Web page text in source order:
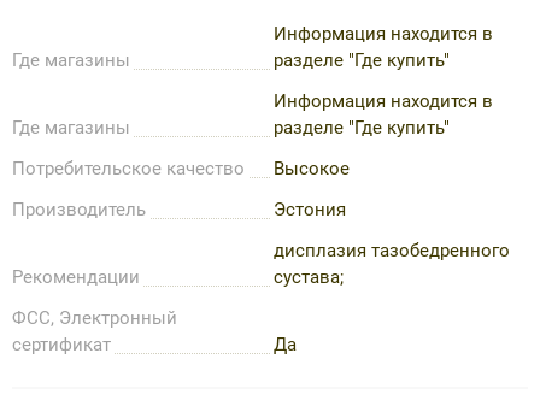
Где магазины
Информация находится в
разделе "Где купить"
Где магазины
Информация находится в
разделе "Где купить"
Потребительское качество
Высокое
Производитель
Эстония
Рекомендации
дисплазия тазобедренного
сустава;
ФСС, Электронный
сертификат
Да